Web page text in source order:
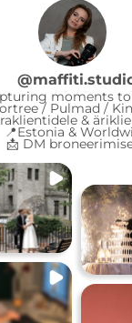
@
moments
/ Pulmad /
&
📍Estonia &
📩 DM